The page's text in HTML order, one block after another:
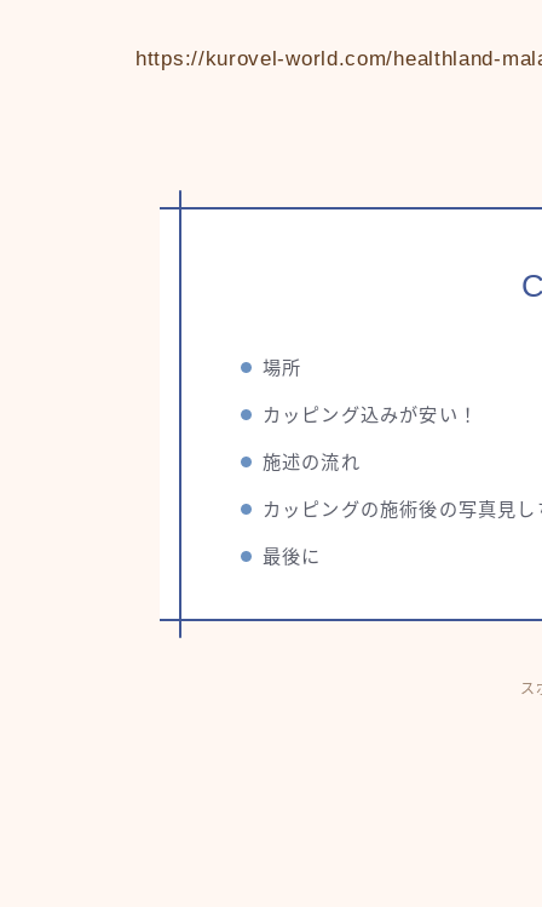
https://kurovel-world.com/healthland-
場所
カッピング込みが安い！
施述の流れ
カッピングの施術後の写真見
最後に
ス